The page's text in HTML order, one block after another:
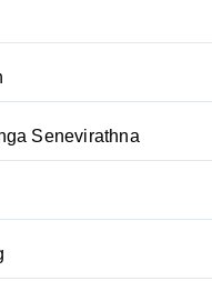
Senevirathna